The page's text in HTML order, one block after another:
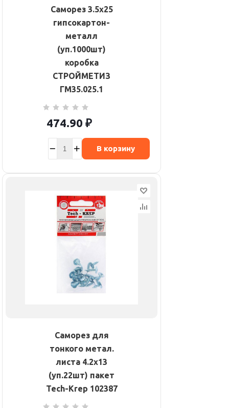
Саморез 3.5х25
гипсокартон-
металл
(уп.1000шт)
коробка
СТРОЙМЕТИЗ
ГМ35.025.1
474.90 ₽
В корзину
Саморез для
тонкого метал.
листа 4.2х13
(уп.22шт) пакет
Tech-Krep 102387